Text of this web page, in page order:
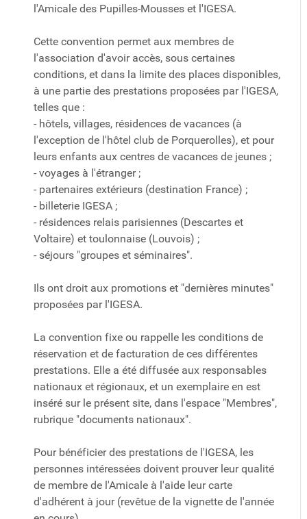
l'Amicale des Pupilles-Mousses et l'IGESA.
Cette convention permet aux membres de
l'association d'avoir accès, sous certaines
conditions, et dans la limite des places disponibles,
à une partie des prestations proposées par l'IGESA,
telles que :
- hôtels, villages, résidences de vacances (à
l'exception de l'hôtel club de Porquerolles), et pour
leurs enfants aux centres de vacances de jeunes ;
- voyages à l'étranger ;
- partenaires extérieurs (destination France) ;
- billeterie IGESA ;
- résidences relais parisiennes (Descartes et
Voltaire) et toulonnaise (Louvois) ;
- séjours "groupes et séminaires".
Ils ont droit aux promotions et "dernières minutes"
proposées par l'IGESA.
La convention fixe ou rappelle les conditions de
réservation et de facturation de ces différentes
prestations. Elle a été diffusée aux responsables
nationaux et régionaux, et un exemplaire en est
inséré sur le présent site, dans l'espace "Membres",
rubrique "documents nationaux".
Pour bénéficier des prestations de l'IGESA, les
personnes intéressées doivent prouver leur qualité
de membre de l'Amicale à l'aide leur carte
d'adhérent à jour (revêtue de la vignette de l'année